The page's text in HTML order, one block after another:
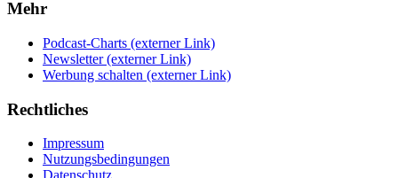
Mehr
Podcast-Charts (externer Link)
Newsletter (externer Link)
Werbung schalten (externer Link)
Rechtliches
Impressum
Nutzungsbedingungen